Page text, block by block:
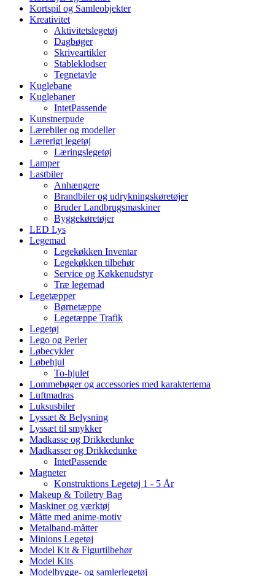
Kortspil og Samleobjekter
Kreativitet
Aktivitetslegetøj
Dagbøger
Skriveartikler
Stableklodser
Tegnetavle
Kuglebane
Kuglebaner
IntetPassende
Kunstnerpude
Lærebiler og modeller
Lærerigt legetøj
Læringslegetøj
Lamper
Lastbiler
Anhængere
Brandbiler og udrykningskøretøjer
Bruder Landbrugsmaskiner
Byggekøretøjer
LED Lys
Legemad
Legekøkken Inventar
Legekøkken tilbehør
Service og Køkkenudstyr
Træ legemad
Legetæpper
Børnetæppe
Legetæppe Trafik
Legetøj
Lego og Perler
Løbecykler
Løbehjul
To-hjulet
Lommebøger og accessories med karaktertema
Luftmadras
Luksusbiler
Lyssæt & Belysning
Lyssæt til smykker
Madkasse og Drikkedunke
Madkasser og Drikkedunke
IntetPassende
Magneter
Konstruktions Legetøj 1 - 5 År
Makeup & Toiletry Bag
Maskiner og værktøj
Måtte med anime-motiv
Metalband-måtter
Minions Legetøj
Model Kit & Figurtilbehør
Model Kits
Modelbygge- og samlerlegetøj